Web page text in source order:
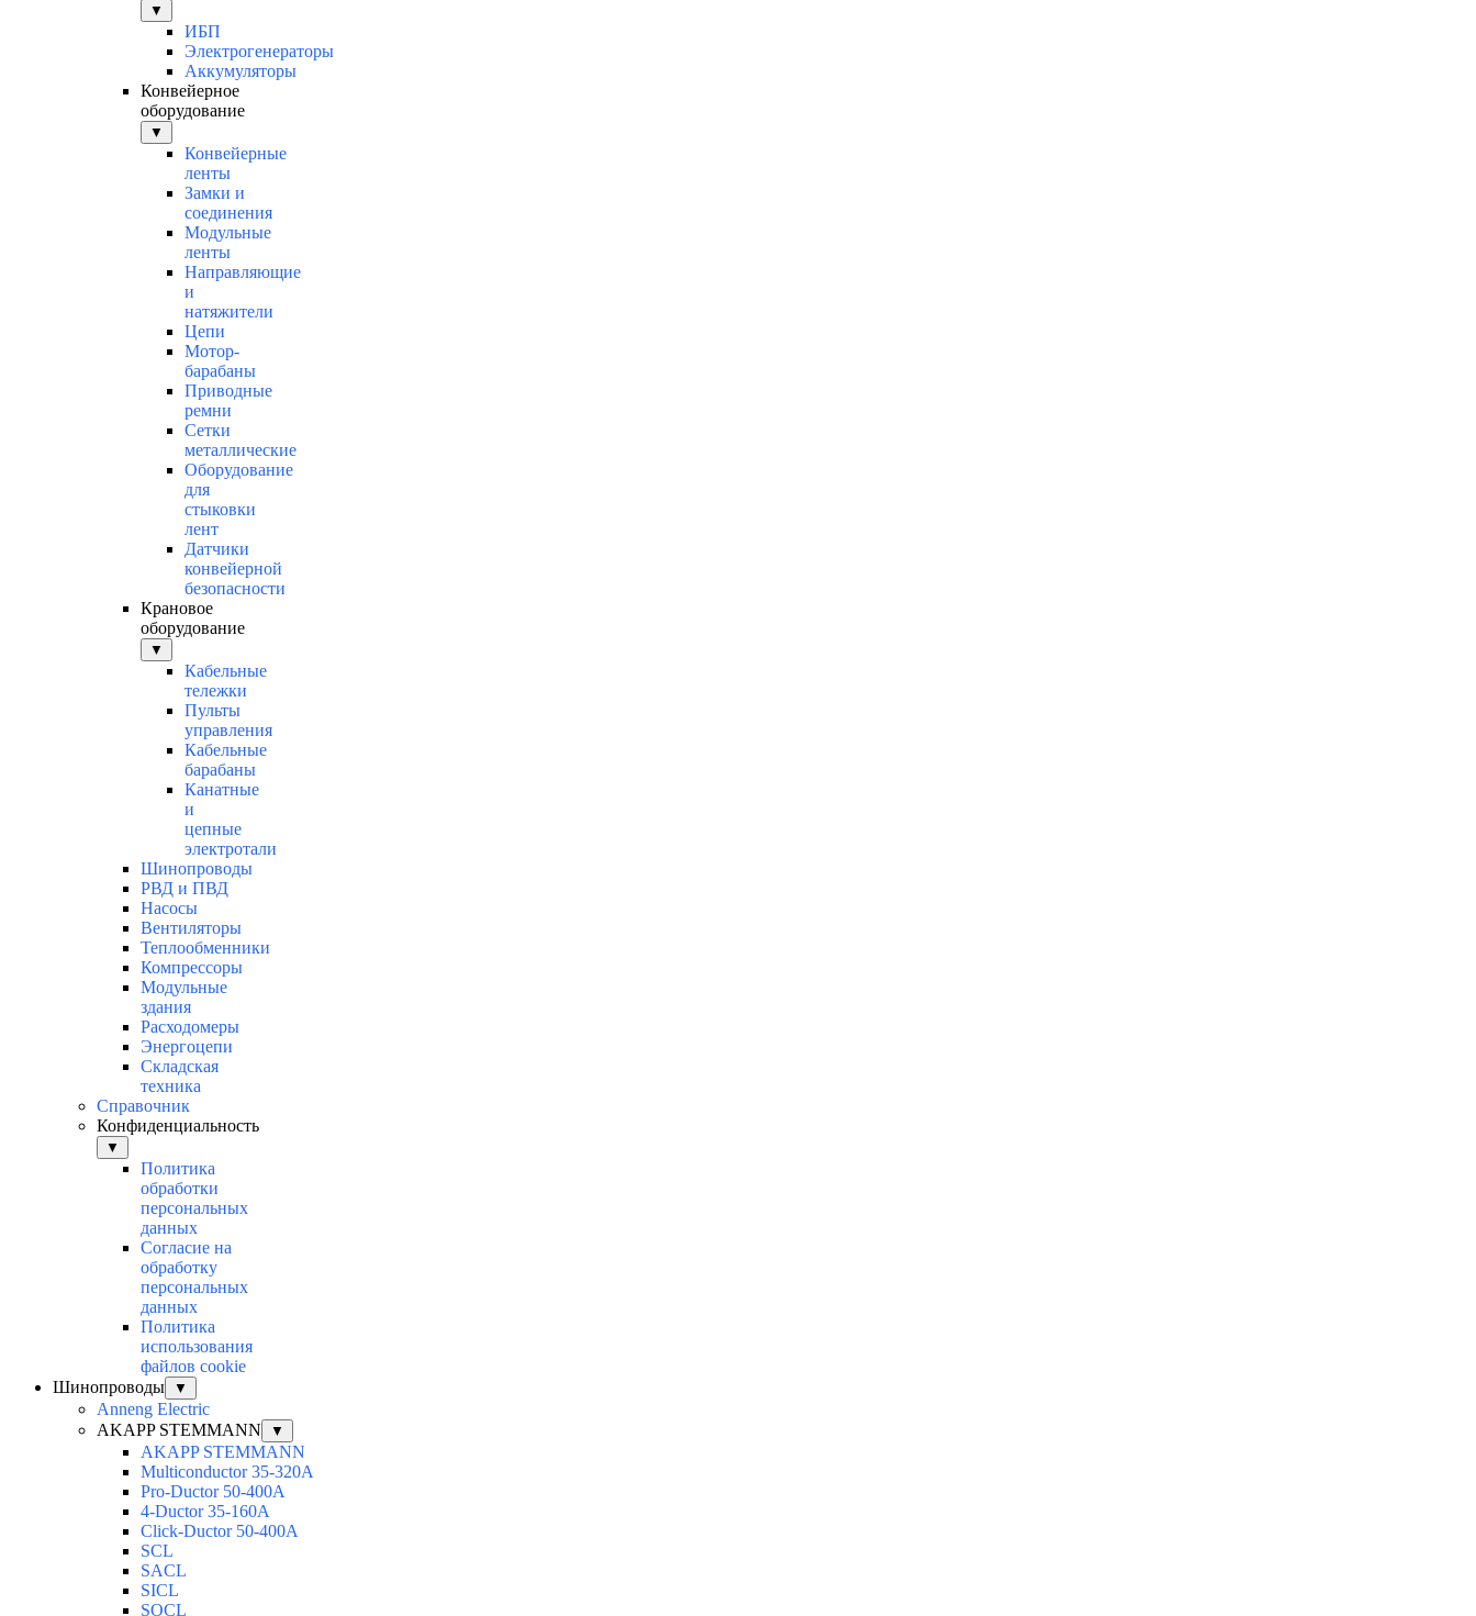
▼
ИБП
Электрогенераторы
Аккумуляторы
Конвейерное
оборудование
▼
Конвейерные
ленты
Замки и
соединения
Модульные
ленты
Направляющие
и
натяжители
Цепи
Мотор-
барабаны
Приводные
ремни
Сетки
металлические
Оборудование
для
стыковки
лент
Датчики
конвейерной
безопасности
Крановое
оборудование
▼
Кабельные
тележки
Пульты
управления
Кабельные
барабаны
Канатные
и
цепные
электротали
Шинопроводы
РВД и ПВД
Насосы
Вентиляторы
Теплообменники
Компрессоры
Модульные
здания
Расходомеры
Энергоцепи
Складская
техника
Справочник
Конфиденциальность
▼
Политика
обработки
персональных
данных
Согласие на
обработку
персональных
данных
Политика
использования
файлов cookie
Шинопроводы
▼
Anneng Electric
AKAPP STEMMANN
▼
AKAPP STEMMANN
Multiconductor 35-320A
Pro-Ductor 50-400A
4-Ductor 35-160A
Click-Ductor 50-400A
SCL
SACL
SICL
SOCL